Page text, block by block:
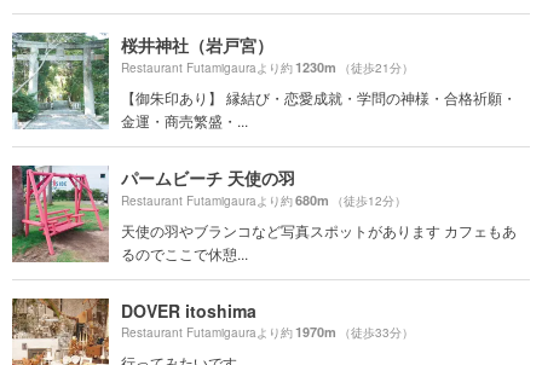
桜井神社（岩戸宮）
Restaurant Futamigauraより約1230m （徒歩21分）
【御朱印あり】 縁結び・恋愛成就・学問の神様・合格祈願・
金運・商売繁盛・...
パームビーチ 天使の羽
Restaurant Futamigauraより約680m （徒歩12分）
天使の羽やブランコなど写真スポットがあります カフェもあ
るのでここで休憩...
DOVER itoshima
Restaurant Futamigauraより約1970m （徒歩33分）